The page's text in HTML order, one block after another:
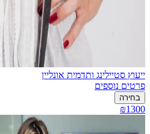
ייעוץ סטיילינג ותדמית אונליין
פרטים נוספים
בחירה
₪1300